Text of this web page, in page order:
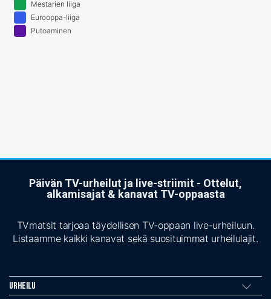
Mestarien liiga
Eurooppa-liiga
Putoaminen
Päivän TV-urheilut ja live-striimit - Ottelut,
alkamisajat & kanavat TV-oppaasta
TVmatsit tarjoaa täydellisen TV-oppaan live-urheiluun.
Listaamme kaikki kanavat sekä suosituimmat urheilulajit.
Urheilu